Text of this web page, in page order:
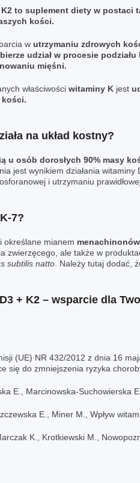
to suplement diety w postaci
kości.
w utrzymaniu zdrowych
bierze udział w procesie podziału
mięśni.
właściwości witaminy K jest
kości.
na układ kostny?
u osób dorosłych 90% masy
jest wynikiem działania
i utrzymaniu
7?
określane mianem menachinonów
zwierzęcego, ale także w
subtilis natto . Należy tutaj dodać,
+ K2 – wsparcie dla
(UE) NR 432/2012 z dnia 16
się do zmniejszenia ryzyka
E., Marcinowska-Suchowierska
E., Miner M., Wpływ
K., Krotkiewski M.,